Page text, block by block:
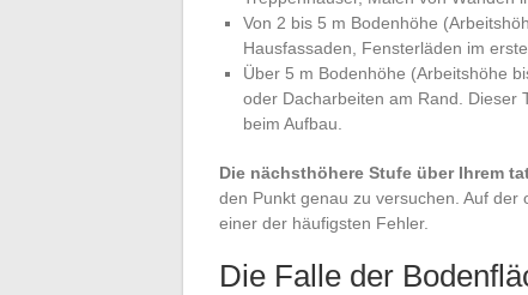
Von 2 bis 5 m Bodenhöhe
Hausfassaden, Fensterläden im
Über 5 m Bodenhöhe (Arbeitshöhe
oder Dacharbeiten am Rand. Dieser
beim Aufbau.
Die nächsthöhere Stufe über Ihrem
den Punkt genau zu versuchen. Auf
einer der häufigsten Fehler.
Die Falle der